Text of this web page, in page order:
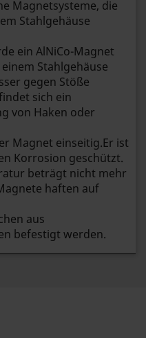
Magnetsysteme, die
Stahlgehäuse
ein AlNiCo-Magnet
Stahlgehäuse
gegen Stöße
sich ein
von Haken oder
Magnet einseitig.Er ist
Korrosion geschützt.
beträgt nicht mehr
haften auf
aus
befestigt werden.